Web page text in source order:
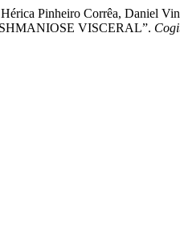
Pinheiro Corrêa, Daniel
VISCERAL”.